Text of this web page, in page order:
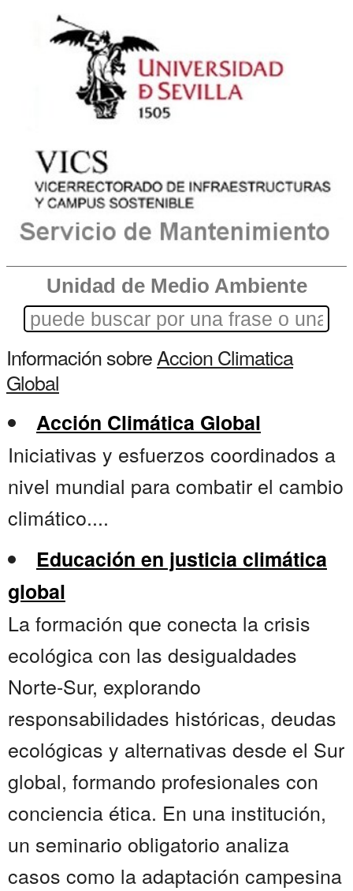
Unidad de Medio Ambiente
Información sobreAccion Climatica
Global
Acción Climática Global
Iniciativas y esfuerzos coordinados a
nivel mundial para combatir el cambio
climático....
Educación en justicia climática
global
La formación que conecta la crisis
ecológica con las desigualdades
Norte-Sur, explorando
responsabilidades históricas, deudas
ecológicas y alternativas desde el Sur
global, formando profesionales con
conciencia ética. En una institución,
un seminario obligatorio analiza
casos como la adaptación campesina